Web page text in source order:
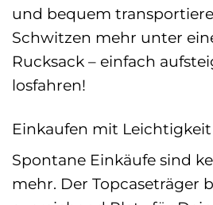
und bequem
Schwitzen mehr unter
Rucksack – einfach
losfahren!
Einkaufen mit Leichtigkeit
Spontane Einkäufe sind
mehr. Der Topcaseträger